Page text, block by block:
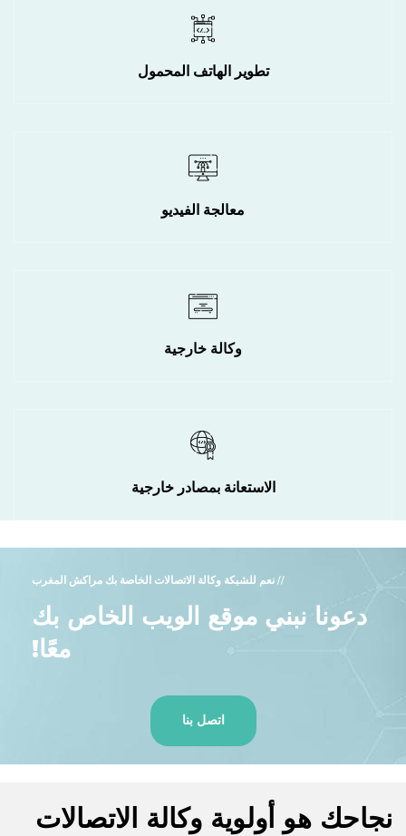
تطوير الهاتف المحمول
معالجة الفيديو
وكالة خارجية
الاستعانة بمصادر خارجية
// نعم للشبكة وكالة الاتصالات الخاصة بك مراكش المغرب
دعونا نبني موقع الويب الخاص بك
معًا!
اتصل بنا
نجاحك هو أولوية وكالة الاتصالات